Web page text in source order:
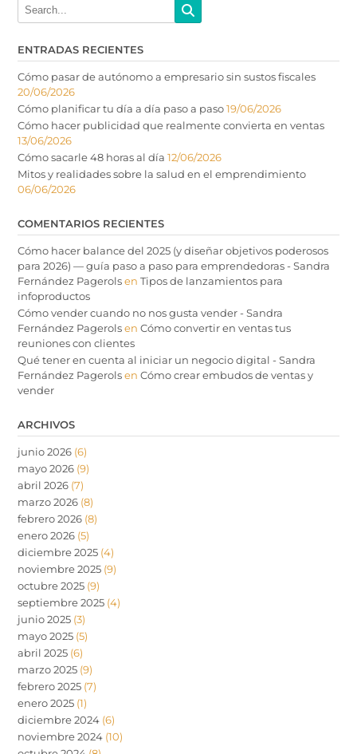
ENTRADAS RECIENTES
Cómo pasar de autónomo a empresario sin sustos fiscales
20/06/2026
Cómo planificar tu día a día paso a paso19/06/2026
Cómo hacer publicidad que realmente convierta en ventas
13/06/2026
Cómo sacarle 48 horas al día 12/06/2026
Mitos y realidades sobre la salud en el emprendimiento
06/06/2026
COMENTARIOS RECIENTES
Cómo hacer balance del 2025 (y diseñar objetivos poderosos
para 2026) — guía paso a paso para emprendedoras - Sandra
Fernández Pagerolsen Tipos de lanzamientos para
infoproductos
Cómo vender cuando no nos gusta vender - Sandra
Fernández Pagerolsen Cómo convertir en ventas tus
reuniones con clientes
Qué tener en cuenta al iniciar un negocio digital - Sandra
Fernández Pagerolsen Cómo crear embudos de ventas y
vender
ARCHIVOS
junio 2026 (6)
mayo 2026 (9)
abril 2026 (7)
marzo 2026 (8)
febrero 2026 (8)
enero 2026 (5)
diciembre 2025 (4)
noviembre 2025 (9)
octubre 2025 (9)
septiembre 2025 (4)
junio 2025 (3)
mayo 2025 (5)
abril 2025 (6)
marzo 2025 (9)
febrero 2025 (7)
enero 2025 (1)
diciembre 2024 (6)
noviembre 2024 (10)